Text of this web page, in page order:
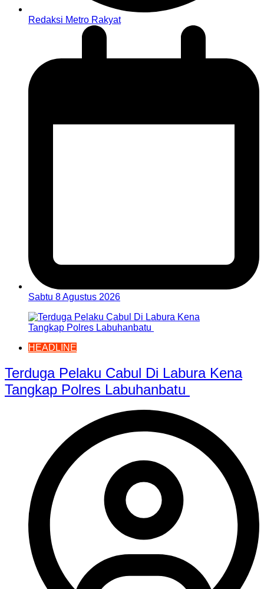
Redaksi Metro Rakyat
Sabtu 8 Agustus 2026
HEADLINE
Terduga Pelaku Cabul Di Labura Kena
Tangkap Polres Labuhanbatu